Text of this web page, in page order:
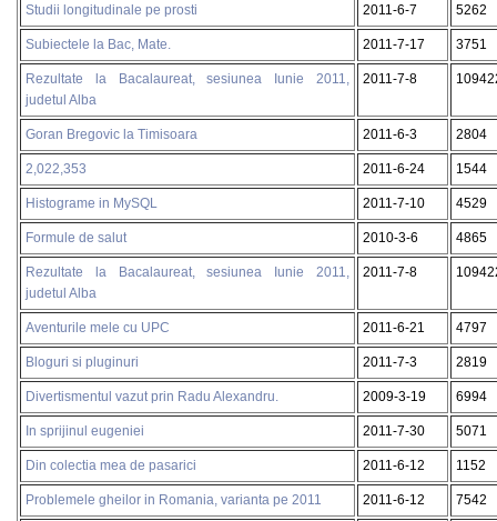
Studii longitudinale pe prosti 2011-6-7 5262
Subiectele la Bac, Mate. 2011-7-17 3751
Rezultate la Bacalaureat, sesiunea Iunie 2011,
judetul Alba
2011-7-8
Goran Bregovic la Timisoara 2011-6-3 2804
2,022,353 2011-6-24 1544
Histograme in MySQL 2011-7-10 4529
Formule de salut 2010-3-6 4865
Rezultate la Bacalaureat, sesiunea Iunie 2011,
judetul Alba
2011-7-8
Aventurile mele cu UPC 2011-6-21 4797
Bloguri si pluginuri 2011-7-3 2819
Divertismentul vazut prin Radu Alexandru. 2009-3-19 6994
In sprijinul eugeniei 2011-7-30 5071
Din colectia mea de pasarici 2011-6-12 1152
Problemele gheilor in Romania, varianta pe 2011 2011-6-12 7542